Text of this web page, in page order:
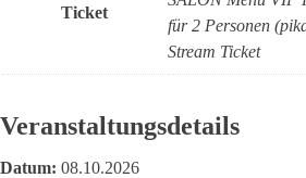
Ticket
für 2 Personen
Stream Ticket
Veranstaltungsdetails
Datum: 08.10.2026